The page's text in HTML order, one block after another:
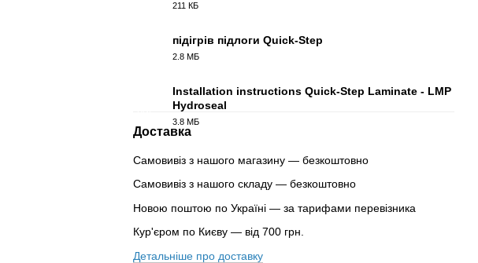
211 КБ
підігрів підлоги Quick-Step
2.8 МБ
Installation instructions Quick-Step Laminate - LMP
Hydroseal
3.8 МБ
Доставка
Самовивіз з нашого магазину — безкоштовно
Самовивіз з нашого складу — безкоштовно
Новою поштою по Україні — за тарифами перевізника
Кур'єром по Києву — від 700 грн.
Детальніше про доставку